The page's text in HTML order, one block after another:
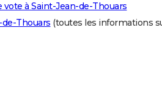
vote à Saint-Jean-de-Thouars
Thouars (toutes les informations